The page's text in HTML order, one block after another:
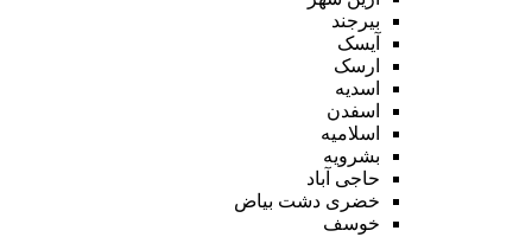
بیرجند
آیسک
ارسک
اسدیه
اسفدن
اسلامیه
بشرویه
حاجی آباد
خضری دشت بیاض
خوسف